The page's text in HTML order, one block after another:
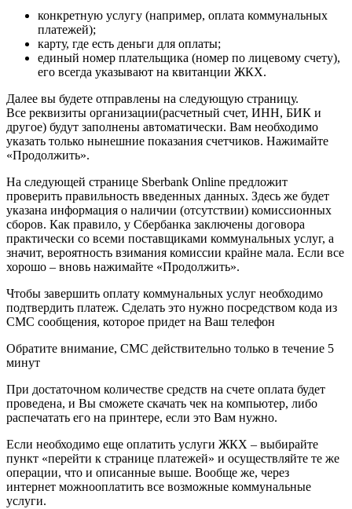
конкретную услугу (например, оплата коммунальных
платежей);
карту, где есть деньги для оплаты;
единый номер плательщика (номер по лицевому счету),
его всегда указывают на квитанции ЖКХ.
Далее вы будете отправлены на следующую страницу.
Все реквизиты организации(расчетный счет, ИНН, БИК и
другое) будут заполнены автоматически. Вам необходимо
указать только нынешние показания счетчиков. Нажимайте
«Продолжить».
На следующей странице Sberbank Online предложит
проверить правильность введенных данных. Здесь же будет
указана информация о наличии (отсутствии) комиссионных
сборов. Как правило, у Сбербанка заключены договора
практически со всеми поставщиками коммунальных услуг, а
значит, вероятность взимания комиссии крайне мала. Если все
хорошо – вновь нажимайте «Продолжить».
Чтобы завершить оплату коммунальных услуг необходимо
подтвердить платеж. Сделать это нужно посредством кода из
СМС сообщения, которое придет на Ваш телефон
Обратите внимание, СМС действительно только в течение 5
минут
При достаточном количестве средств на счете оплата будет
проведена, и Вы сможете скачать чек на компьютер, либо
распечатать его на принтере, если это Вам нужно.
Если необходимо еще оплатить услуги ЖКХ – выбирайте
пункт «перейти к странице платежей» и осуществляйте те же
операции, что и описанные выше. Вообще же, через
интернет можнооплатить все возможные коммунальные
услуги.